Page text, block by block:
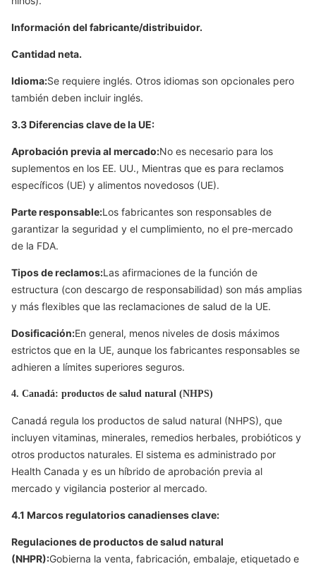
Información del fabricante/distribuidor.
Cantidad neta.
Idioma:Se requiere inglés. Otros idiomas son opcionales pero
también deben incluir inglés.
3.3 Diferencias clave de la UE:
Aprobación previa al mercado:No es necesario para los
suplementos en los EE. UU., Mientras que es para reclamos
específicos (UE) y alimentos novedosos (UE).
Parte responsable:Los fabricantes son responsables de
garantizar la seguridad y el cumplimiento, no el pre-mercado
de la FDA.
Tipos de reclamos:Las afirmaciones de la función de
estructura (con descargo de responsabilidad) son más amplias
y más flexibles que las reclamaciones de salud de la UE.
Dosificación:En general, menos niveles de dosis máximos
estrictos que en la UE, aunque los fabricantes responsables se
adhieren a límites superiores seguros.
4. Canadá: productos de salud natural (NHPS)
Canadá regula los productos de salud natural (NHPS), que
incluyen vitaminas, minerales, remedios herbales, probióticos y
otros productos naturales. El sistema es administrado por
Health Canada y es un híbrido de aprobación previa al
mercado y vigilancia posterior al mercado.
4.1 Marcos regulatorios canadienses clave:
Regulaciones de productos de salud natural
(NHPR):Gobierna la venta, fabricación, embalaje, etiquetado e